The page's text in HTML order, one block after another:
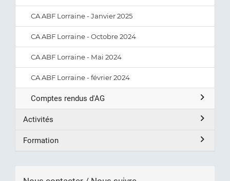
CA ABF Lorraine - Janvier 2025
CA ABF Lorraine - Octobre 2024
CA ABF Lorraine - Mai 2024
CA ABF Lorraine - février 2024
Comptes rendus d'AG
Activités
Formation